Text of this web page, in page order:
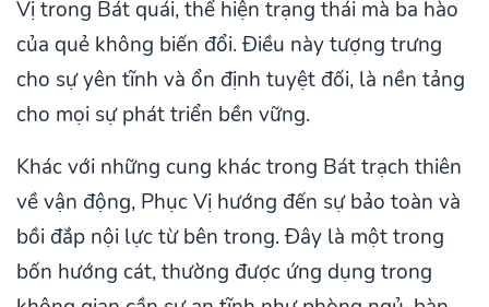
Vị trong Bát quái, thể hiện trạng thái mà ba hào
của quẻ không biến đổi. Điều này tượng trưng
cho sự yên tĩnh và ổn định tuyệt đối, là nền tảng
cho mọi sự phát triển bền vững.
Khác với những cung khác trong Bát trạch thiên
về vận động, Phục Vị hướng đến sự bảo toàn và
bồi đắp nội lực từ bên trong. Đây là một trong
bốn hướng cát, thường được ứng dụng trong